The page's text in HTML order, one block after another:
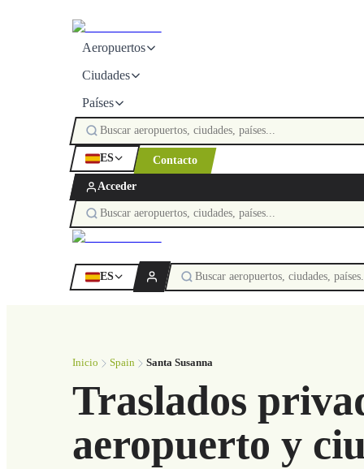
Aeropuertos
Ciudades
Países
ES Contacto
Acceder
ES
Inicio Spain Santa Susanna
Traslados
aeropuerto y